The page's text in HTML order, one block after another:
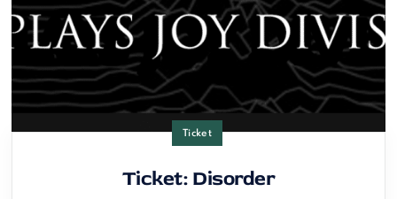
Ticket
Ticket: Disorder